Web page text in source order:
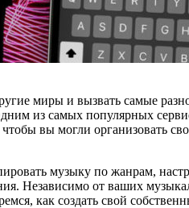
миры и вызвать самые
из самых популярных
чтобы вы могли
музыку по жанрам,
Независимо от ваших
как создать свой